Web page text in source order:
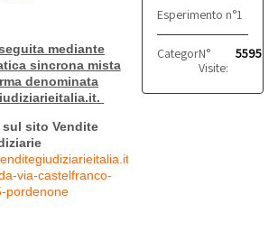
Esperimento n°1
Categoria: Produttivo
N°
Visite:
5595
mediante
sincrona mista
denominata
sito Vendite
aste/660167-
via-castelfranco-
pordenone